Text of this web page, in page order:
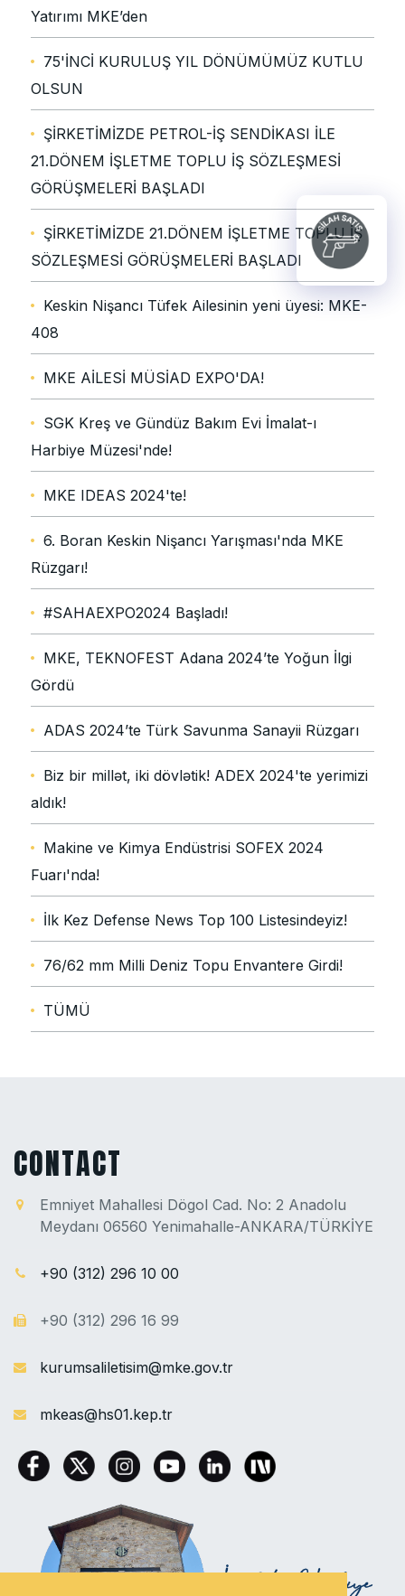
Yatırımı MKE’den
75'İNCİ KURULUŞ YIL DÖNÜMÜMÜZ KUTLU
OLSUN
ŞİRKETİMİZDE PETROL-İŞ SENDİKASI İLE
21.DÖNEM İŞLETME TOPLU İŞ SÖZLEŞMESİ
GÖRÜŞMELERİ BAŞLADI
ŞİRKETİMİZDE 21.DÖNEM İŞLETME TOPLU İŞ
SÖZLEŞMESİ GÖRÜŞMELERİ BAŞLADI
Keskin Nişancı Tüfek Ailesinin yeni üyesi: MKE-
408
MKE AİLESİ MÜSİAD EXPO'DA!
SGK Kreş ve Gündüz Bakım Evi İmalat-ı
Harbiye Müzesi'nde!
MKE IDEAS 2024'te!
6. Boran Keskin Nişancı Yarışması'nda MKE
Rüzgarı!
#SAHAEXPO2024 Başladı!
MKE, TEKNOFEST Adana 2024’te Yoğun İlgi
Gördü
ADAS 2024’te Türk Savunma Sanayii Rüzgarı
Biz bir millət, iki dövlətik! ADEX 2024'te yerimizi
aldık!
Makine ve Kimya Endüstrisi SOFEX 2024
Fuarı'nda!
İlk Kez Defense News Top 100 Listesindeyiz!
76/62 mm Milli Deniz Topu Envantere Girdi!
TÜMÜ
CONTACT
Emniyet Mahallesi Dögol Cad. No: 2 Anadolu
Meydanı 06560 Yenimahalle-ANKARA/TÜRKİYE
+90 (312) 296 10 00
+90 (312) 296 16 99
kurumsaliletisim@mke.gov.tr
mkeas@hs01.kep.tr